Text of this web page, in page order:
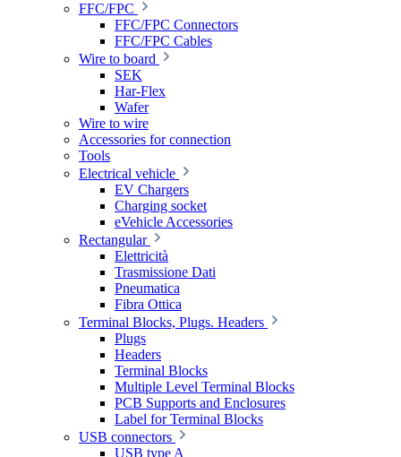
FFC/FPC
FFC/FPC Connectors
FFC/FPC Cables
Wire to board
SEK
Har-Flex
Wafer
Wire to wire
Accessories for connection
Tools
Electrical vehicle
EV Chargers
Charging socket
eVehicle Accessories
Rectangular
Elettricità
Trasmissione Dati
Pneumatica
Fibra Ottica
Terminal Blocks, Plugs. Headers
Plugs
Headers
Terminal Blocks
Multiple Level Terminal Blocks
PCB Supports and Enclosures
Label for Terminal Blocks
USB connectors
USB type A